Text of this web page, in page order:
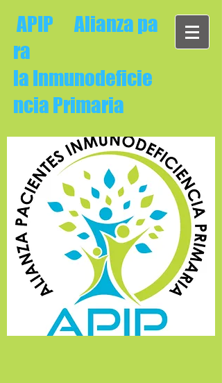
APIP Alianza pa
ra
la Inmunodeficie
ncia Primaria